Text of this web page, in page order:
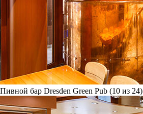
Пивной бар Dresden Green Pub (10 из 24)